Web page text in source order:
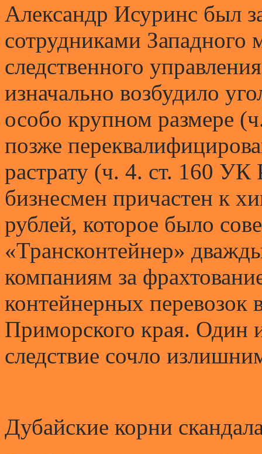
Александр Исуринс был
сотрудниками Западного
следственного
изначально возбудило
особо крупном размере
позже
растрату (ч. 4. ст. 160 УК
бизнесмен причастен к
рублей, которое было
«Трансконтейнер»
компаниям за
контейнерных перевозок
Приморского края. Один
следствие сочло
Дубайские корни